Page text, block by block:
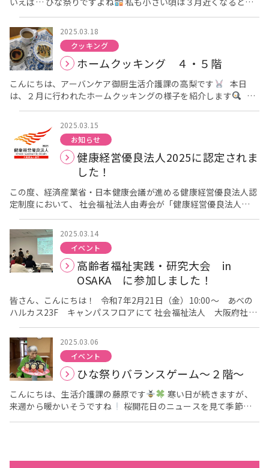
こんなにたくさんできたので 『いっぱいたべれる
』と仰
られている方もいました(笑) 容器のカップがグラスみたいという
話題もあり、１人のご利用者様が『乾杯したい』と。 なので皆様
で『かんぱ～い』と乾杯しました
ルーツがよく合う
と沢山のお声を頂きました☆*: .｡.
o(≧▽≦)o .｡.:*☆ ひんやりしててこれもまたいいですよね
に沢山のひな人形を飾られていました
アーバンケア御厨にも
大きなお雛様が毎年飾られます。 皆様にも楽しんで頂きたいと思
い、皆様に見て頂きました
と皆様に喜んで頂けました
にひな人形を触って頂いたり、見て頂いたりして ３月の季節を感
じて頂けて本当に良かったです！ ４月は、桜ですね
も皆様に季節を感じて頂けるようなイベントを考えられるように
していこうと思います
2025.03.18
クッキング
ホームクッキング ４・５階
こんにちは、アーバンケア御厨生活介護課の高梨です
本日
は、２月に行われたホームクッキングの様子を紹介します
２
月は、バレンタインがあったので ４・５階では、チョコのパンケ
ーキを作りました
そして、今回のホームクッキングは実習生
も参加していただきました
で混ぜて頂きました
皆様笑顔でたくさん混ぜられていまし
た。 次に、混ぜた生地をホットプレートで焼いていきます
ス
プーンを使って丸くきれいに焼かれています
ことが難しかったですが、だんだんと上手になってきました
生地が膨らんできたらひっくり返して頂きました
パンケーキ
が焼き終わりました
綺麗に沢山焼けましたね
綺麗に焼けた
パンケーキの上にチョコソースをかけます
出来上がりがこち
らです
写真映えする可愛いパンケーキが出来上がりました
パンケーキを召し上がられるのが難しい方には、プリンにチョコ
ソースをかけて 召し上がって頂きました
て頂いたものを召し上がって頂き、 喜ばれていました
皆様が
喜んで下さると、私たちもすごくうれしくなりました
らも、楽しんで頂けるホームクッキングをできるように 工夫して
考えていきたいと思います
2025.03.15
お知らせ
健康経営優良法人2025に認定されま
した！
この度、経済産業省・日本健康会議が進める健康経営優良法人認
定制度において、 社会福祉法人由寿会が「健康経営優良法人
2025（大規模法人部門）」に認定されました！ 2024と続いて2
年連続の認定です！ 今後もより一層、職員の健康保持・増進を図
りながら健康経営を推進してまいります。 由寿会の健康経営につ
いての取り組みは下記URLをご覧ください。
について 健康経営優良法人制度とは？ 健康経営優良法人制度と
は、地域の健康課題に即した取り組みや日本健康会議が進める健
康増進の取り組みをもとに、特に優良な健康経営を実践している
大企業や中小企業等の法人を顕彰する制度です。 健康経営に取り
組む優良な法人を「見える化」することで、従業員や求職者、関
係企業や金融機関などから「従業員の健康管理を経営的な視点で
考え、戦略的に取り組んでいる法人」として社会的に評価を受け
ることが出来る環境を整備することを目的としています。 健康経
営についての詳細は下記URLをご覧ください。
省：「健康経営優良法人2025」認定法人が決定しました！
(2025/03/10)
「ACTION！健康経営」 社会福祉法人由寿会 本部企画室 竹
中
2025.03.14
イベント
高齢者福祉実践・研究大会 in
OSAKA に参加しました！
皆さん、こんにちは！ 令和7年2月21日（金）10:00～ あべの
ハルカス23F キャンパスフロアにて 社会福祉法人 大阪府社会
福祉協議会 老人施設部会主催の 「高齢者福祉実践・研究大会
in OSAKA」に参加しました！ アーバンケア御厨から、3名が登
壇させていただきました。 施設では、昨年より、新しい機械を導
入しており、それをきっかけに、今までより一層、整理整頓や清
掃に力を入れ、業務の効率化に取り組んだことについて１０分間
2025.03.06
イベント
ひな祭りバランスゲーム～２階～
こんにちは、生活介護課の藤原です
寒い日が続きますが、
来週から暖かいそうですね
桜開花日のニュースを見て季節を